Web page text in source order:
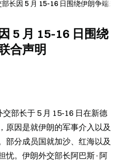
长因 5 月 15-16 日围绕伊朗争端未
5 月 15-16 日围绕
合声明
部长于 5 月 15-16 日在新德
原因是就伊朗的军事介入以及
部分成员国就加沙、红海以及
忧。伊朗外交部长阿巴斯·阿